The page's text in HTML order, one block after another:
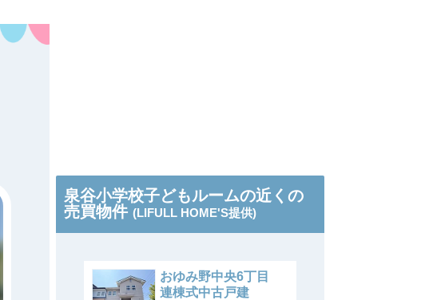
泉谷小学校子どもルームの近くの
売買物件 (LIFULL HOME'S提供)
おゆみ野中央6丁目
連棟式中古戸建